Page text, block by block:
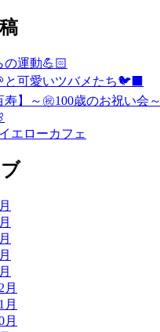
の運動💪🏻
と可愛いツバメたち🐦‍⬛
寿】～㊗️100歳のお祝い会～
エローカフェ
月
月
月